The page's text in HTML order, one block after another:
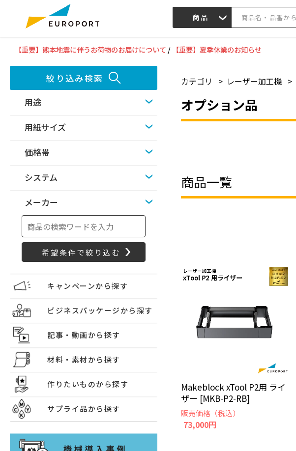
商品
【重要】熊本地震に伴うお荷物のお届けについて / 【重要】夏季休業のお知らせ
絞り込み検索
用途
用紙サイズ
価格帯
システム
メーカー
キャンペーンから探す
ビジネスパッケージから探す
記事・動画から探す
材料・素材から探す
作りたいものから探す
サプライ品から探す
カテゴリ > レーザー加工機 >
オプション品
商品一覧
Makeblock xTool P2用 ライ
ザー [MKB-P2-RB]
販売価格（税込）
73,000円